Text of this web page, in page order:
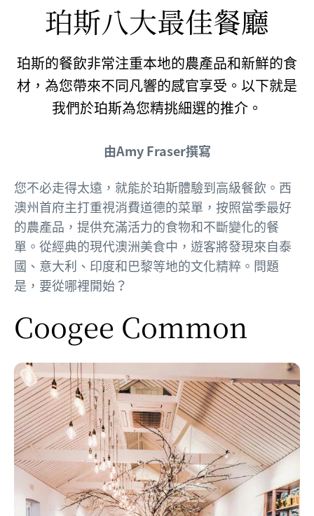
珀斯八大最佳餐廳
珀斯的餐飲非常注重本地的農產品和新鮮的食
材，為您帶來不同凡響的感官享受。以下就是
我們於珀斯為您精挑細選的推介。
由Amy Fraser撰寫
您不必走得太遠，就能於珀斯體驗到高級餐飲。西
澳州首府主打重視消費道德的菜單，按照當季最好
的農產品，提供充滿活力的食物和不斷變化的餐
單。從經典的現代澳洲美食中，遊客將發現來自泰
國、意大利、印度和巴黎等地的文化精粹。問題
是，要從哪裡開始？
Coogee Common